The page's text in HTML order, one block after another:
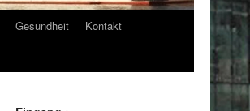
Gesundheit
Kontakt